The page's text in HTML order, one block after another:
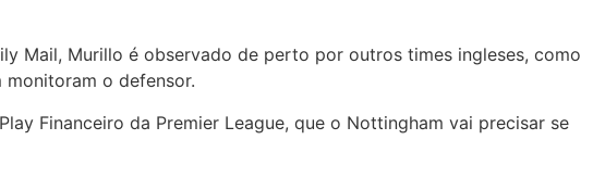
Mail, Murillo é observado de perto por outros times ingleses, como
monitoram o defensor.
Financeiro da Premier League, que o Nottingham vai precisar se